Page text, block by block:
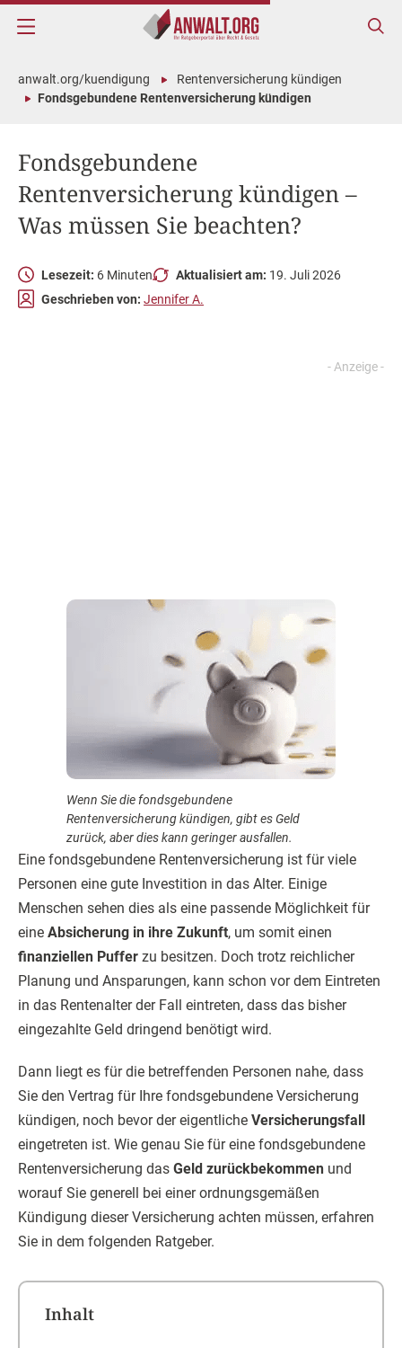
Fondsgebundene
Rentenversicherung kündigen –
Was müssen Sie beachten?
anwalt.org/kuendigung
Rentenversicherung kündigen
Fondsgebundene Rentenversicherung kündigen
Lesezeit: 6 Minuten Aktualisiert am: 19. Juli 2026
Geschrieben von: Jennifer A.
Wenn Sie die fondsgebundene
Rentenversicherung kündigen, gibt es Geld
zurück, aber dies kann geringer ausfallen.
Eine fondsgebundene Rentenversicherung ist für viele
Personen eine gute Investition in das Alter. Einige
Menschen sehen dies als eine passende Möglichkeit für
eine Absicherung in ihre Zukunft, um somit einen
finanziellen Puffer zu besitzen. Doch trotz reichlicher
Planung und Ansparungen, kann schon vor dem Eintreten
in das Rentenalter der Fall eintreten, dass das bisher
eingezahlte Geld dringend benötigt wird.
Dann liegt es für die betreffenden Personen nahe, dass
Sie den Vertrag für Ihre fondsgebundene Versicherung
kündigen, noch bevor der eigentliche Versicherungsfall
eingetreten ist. Wie genau Sie für eine fondsgebundene
Rentenversicherung das Geld zurückbekommen und
worauf Sie generell bei einer ordnungsgemäßen
Kündigung dieser Versicherung achten müssen, erfahren
Sie in dem folgenden Ratgeber.
Inhalt